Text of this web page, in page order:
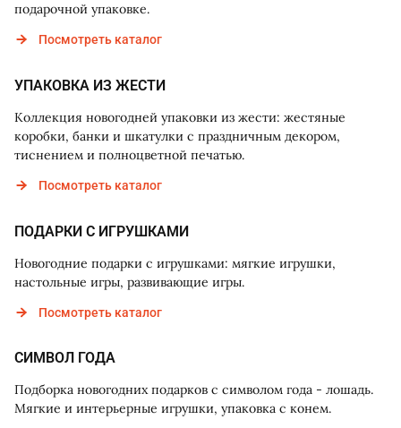
подарочной упаковке.
Посмотреть каталог
УПАКОВКА ИЗ ЖЕСТИ
Коллекция новогодней упаковки из жести: жестяные
коробки, банки и шкатулки с праздничным декором,
тиснением и полноцветной печатью.
Посмотреть каталог
ПОДАРКИ С ИГРУШКАМИ
Новогодние подарки с игрушками: мягкие игрушки,
настольные игры, развивающие игры.
Посмотреть каталог
СИМВОЛ ГОДА
Подборка новогодних подарков с символом года - лошадь.
Мягкие и интерьерные игрушки, упаковка с конем.